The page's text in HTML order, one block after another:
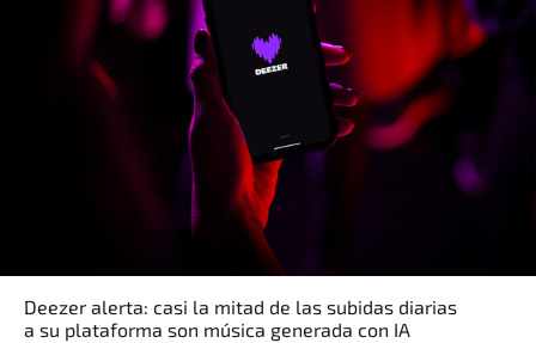
Deezer alerta: casi la mitad de las subidas diarias
a su plataforma son música generada con IA